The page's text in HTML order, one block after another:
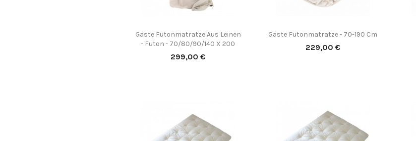
Gäste Futonmatratze Aus Leinen
- Futon - 70/80/90/140 X 200
Preis
299,00 €
Vorschau
Gäste Futonmatratze - 70-190 Cm
Preis
229,00 €
